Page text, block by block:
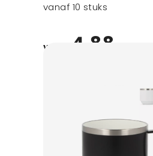
vanaf 10 stuks
vanaf 4,88